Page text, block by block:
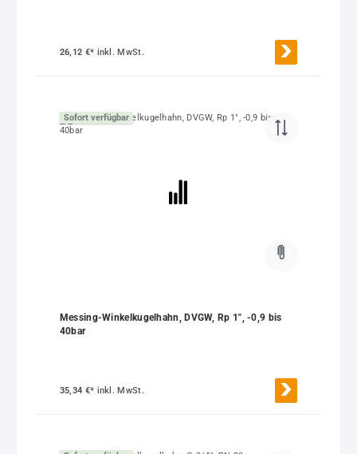
26,12 €* inkl. MwSt.
Sofort verfügbar
Messing-Winkelkugelhahn, DVGW, Rp 1", -0,9 bis
40bar
35,34 €* inkl. MwSt.